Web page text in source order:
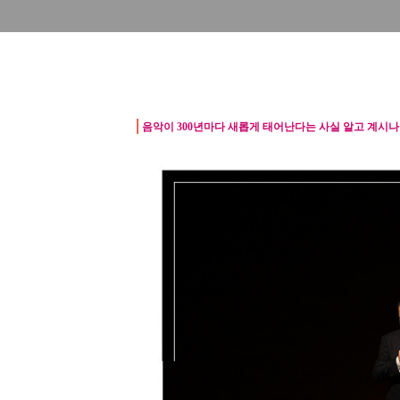
| 음악이 300년마다 새롭게 태어난다는 사실 알고 계시